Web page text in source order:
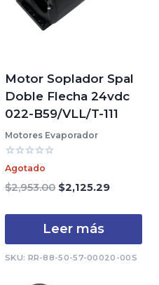
Motor Soplador Spal
Doble Flecha 24vdc
022-B59/VLL/T-111
Motores Evaporador
Valorado
con
0
de
Agotado
$2,953.00 El
era:
$2,125.29El
actual
Leer más
SKU: RR-88-50-57-00020-00S